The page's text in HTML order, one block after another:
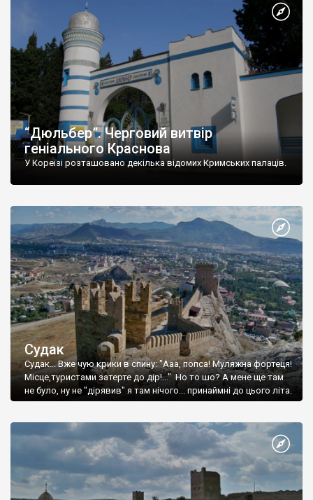
“Дюльбер”. Черговий витвір
геніального Краснова
У Кореїзі розташовано декілька відомих Кримських палаців.
Судак
Судак... Вже чую крики в спину: "Ааа, попса! Муляжна фортеця!
Місце,туристами затерте до дір!..." Но то шо? А мене ще там
не було, ну не "дірявив" я там нічого... принаймні до цього літа.